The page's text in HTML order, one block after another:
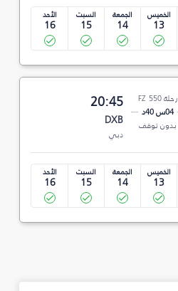
الخميس
13
الجمعة
14
السبت
15
الأحد
16
رحلة FZ 550
04س 40د
بدون توقف
20:45
DXB
دبي
الخميس
13
الجمعة
14
السبت
15
الأحد
16